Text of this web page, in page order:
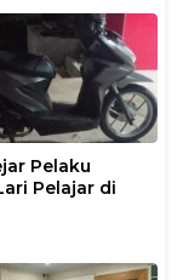
Pelaku
Pelajar di